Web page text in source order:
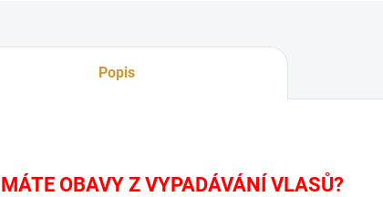
Popis
MÁTE OBAVY Z VYPADÁVÁNÍ VLASŮ?